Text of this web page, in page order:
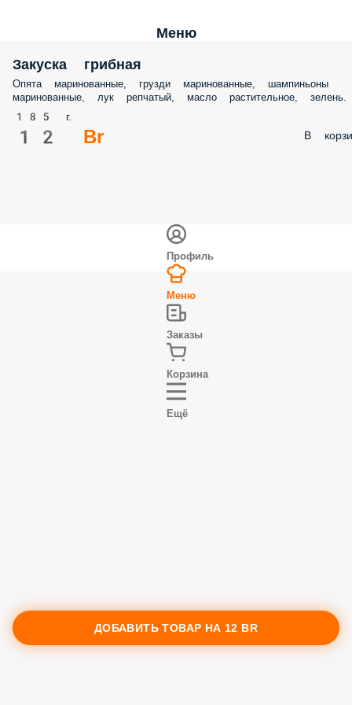
Меню
Закуска грибная
Опята маринованные, грузди маринованные, шампиньоны
маринованные, лук репчатый, масло растительное, зелень.
185 г.
12 Br В
ДОБАВИТЬ ТОВАР НА 12 BR
Профиль
Меню
Заказы
Корзина
Ещё